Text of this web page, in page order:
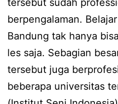
tersebut sudah
berpengalaman.
Bandung tak hanya
les saja. Sebagian
tersebut juga
beberapa universitas